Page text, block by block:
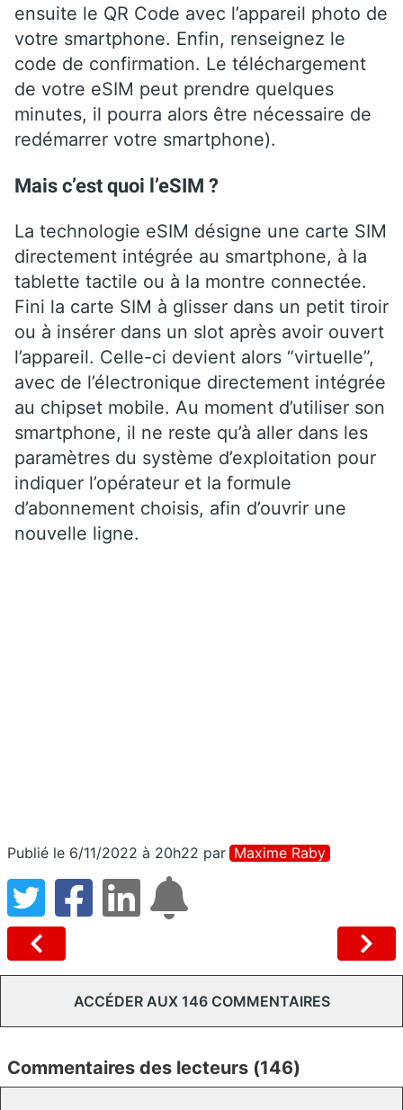
ensuite le QR Code avec l’appareil photo de
votre smartphone. Enfin, renseignez le
code de confirmation. Le téléchargement
de votre eSIM peut prendre quelques
minutes, il pourra alors être nécessaire de
redémarrer votre smartphone).
Mais c’est quoi l’eSIM ?
La technologie eSIM désigne une carte SIM
directement intégrée au smartphone, à la
tablette tactile ou à la montre connectée.
Fini la carte SIM à glisser dans un petit tiroir
ou à insérer dans un slot après avoir ouvert
l’appareil. Celle-ci devient alors “virtuelle”,
avec de l’électronique directement intégrée
au chipset mobile. Au moment d’utiliser son
smartphone, il ne reste qu’à aller dans les
paramètres du système d’exploitation pour
indiquer l’opérateur et la formule
d’abonnement choisis, afin d’ouvrir une
nouvelle ligne.
Publié le 6/11/2022 à 20h22 par Maxime Raby
ACCÉDER AUX 146 COMMENTAIRES
Commentaires des lecteurs (146)